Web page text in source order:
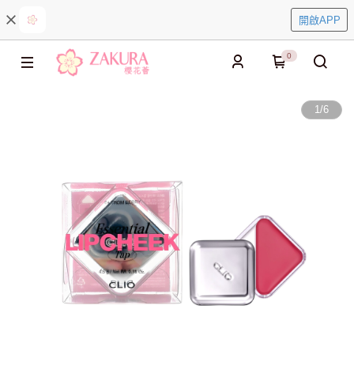
開啟APP
0
1/6